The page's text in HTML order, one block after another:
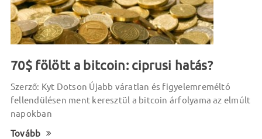
70$ fölött a bitcoin: ciprusi hatás?
Szerző: Kyt Dotson Újabb váratlan és figyelemreméltó
fellendülésen ment keresztül a bitcoin árfolyama az elmúlt
napokban
Tovább